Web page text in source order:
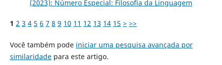
(2023): Número Especial: Filosofia da Linguagem
1 2 3 4 5 6 7 8 9 10 11 12 13 14 15 > >>
Você também pode iniciar uma pesquisa avançada por
similaridadepara este artigo.